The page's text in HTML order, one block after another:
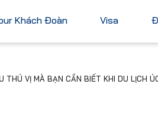
Khách Đoàn Visa
VỊ MÀ BẠN CẦN BIẾT KHI DU LỊCH